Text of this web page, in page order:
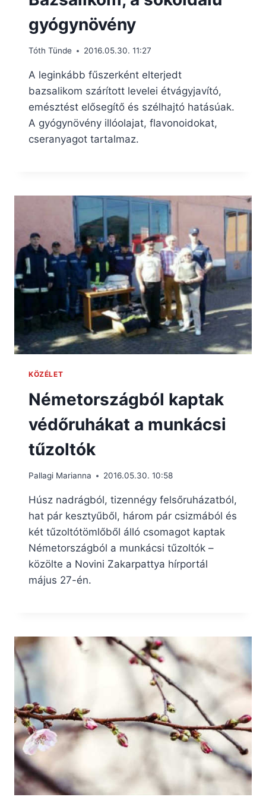
gyógynövény
Tóth Tünde 2016.05.30. 11:27
A leginkább fűszerként elterjedt
bazsalikom szárított levelei étvágyjavító,
emésztést elősegítő és szélhajtó hatásúak.
A gyógynövény illóolajat, flavonoidokat,
cseranyagot tartalmaz.
KÖZÉLET
Németországból kaptak
védőruhákat a munkácsi
tűzoltók
Pallagi Marianna 2016.05.30. 10:58
Húsz nadrágból, tizennégy felsőruházatból,
hat pár kesztyűből, három pár csizmából és
két tűzoltótömlőből álló csomagot kaptak
Németországból a munkácsi tűzoltók –
közölte a Novini Zakarpattya hírportál
május 27-én.